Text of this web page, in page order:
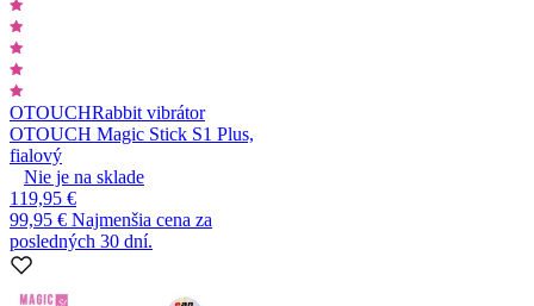
OTOUCHRabbit vibrátor
OTOUCH Magic Stick S1 Plus,
fialový
Nie je na sklade
119,95 €
99,95 € Najmenšia cena za
posledných 30 dní.